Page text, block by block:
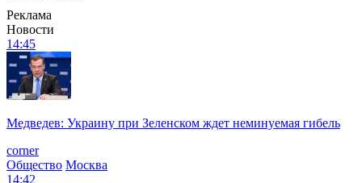
Реклама
Новости
14:45
Медведев: Украину при Зеленском ждет неминуемая гибель
corner
Общество Москва
14:42